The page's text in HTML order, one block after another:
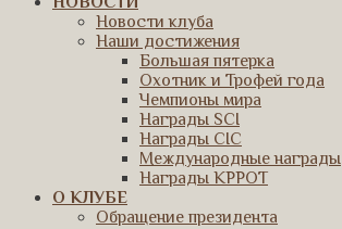
Новости клуба
Наши достижения
Большая пятерка
Охотник и Трофей года
Чемпионы мира
Награды SCI
Награды CIC
Международные награды
Награды КРРОТ
О КЛУБЕ
Обращение президента